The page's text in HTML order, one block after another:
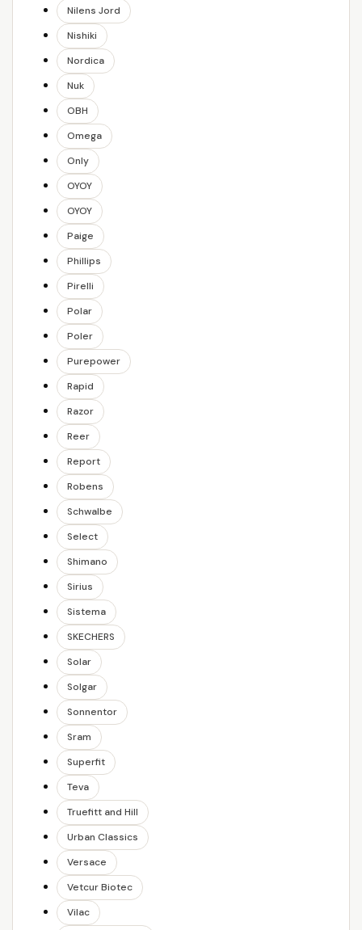
Nilens Jord
Nishiki
Nordica
Nuk
OBH
Omega
Only
OYOY
OYOY
Paige
Phillips
Pirelli
Polar
Poler
Purepower
Rapid
Razor
Reer
Report
Robens
Schwalbe
Select
Shimano
Sirius
Sistema
SKECHERS
Solar
Solgar
Sonnentor
Sram
Superfit
Teva
Truefitt and Hill
Urban Classics
Versace
Vetcur Biotec
Vilac